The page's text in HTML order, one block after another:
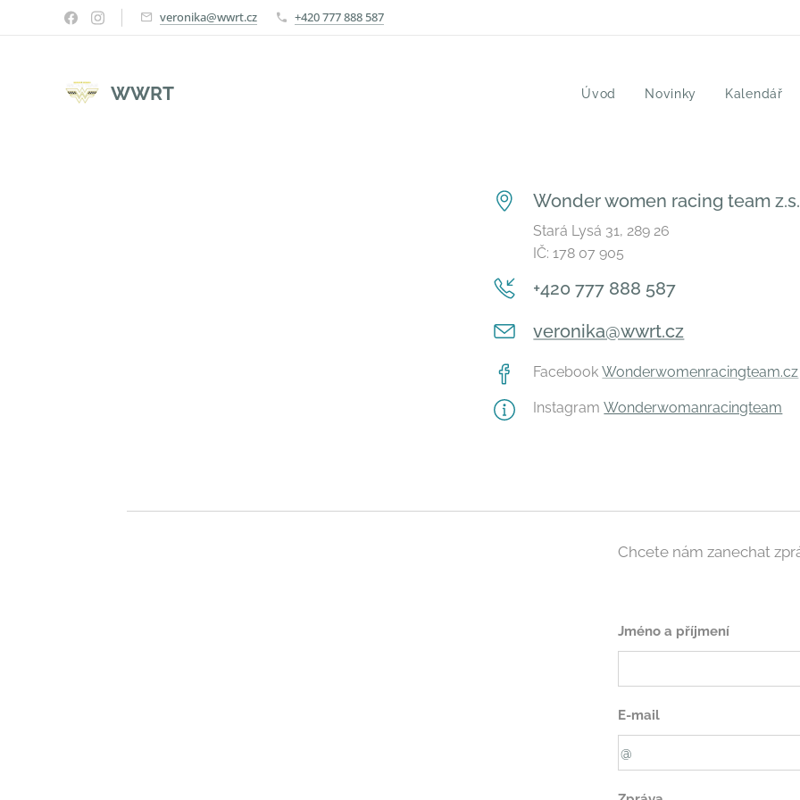
veronika@wwrt.cz +420 777 888 587
WWRT Úvod Novinky Kalendář
Wonder women racing team z.s.
Stará Lysá 31, 289 26
IČ: 178 07 905
+420 777 888 587
veronika@wwrt.cz
FacebookWonderwomenracingteam.cz
InstagramWonderwomanracingteam
Chcete nám zanechat
Jméno a příjmení
E-mail